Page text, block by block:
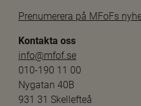
Prenumerera på MFoFs
Kontakta oss
info@mfof.se
010-190 11 00
Nygatan 40B
931 31 Skellefteå